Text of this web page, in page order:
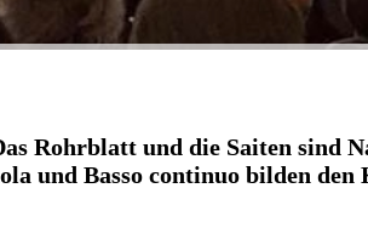
Rohrblatt und die Saiten sind
und Basso continuo bilden den